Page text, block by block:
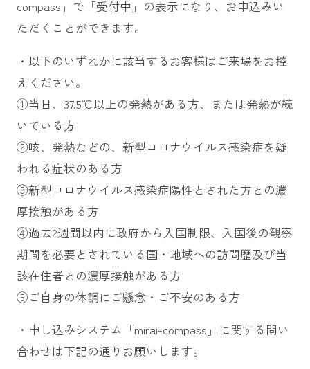
compass」で「受付中」の表示になり、お申込みい
ただくことができます。
・以下のいずれかに該当するお客様はご来場をお控
えください。
①当日、37.5℃以上の発熱がある方、または発熱が続
いている方
②咳、発熱などの、新型コロナウイルス感染症を疑
われる症状のある方
③新型コロナウイルス感染症陽性とされた方との濃
厚接触がある方
④過去2週間以内に政府から入国制限、入国後の観察
期間を必要とされている国・地域への訪問歴及び当
該在住者との濃厚接触がある方
⑤ご自身の体調にご懸念・ご不安のある方
・申し込みシステム「mirai-compass」に関する問い
合わせは下記の通りお願いします。